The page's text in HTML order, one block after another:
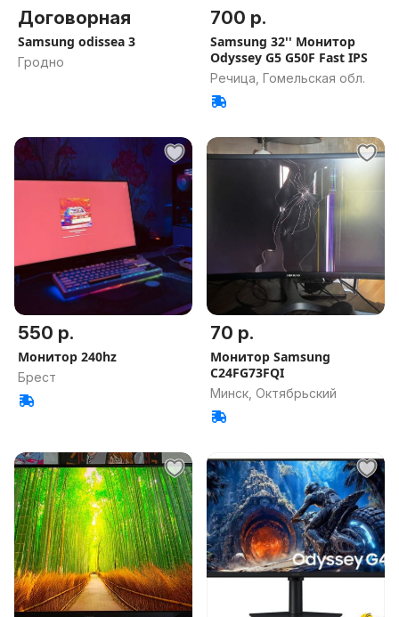
Договорная
Samsung odissea 3
Гродно
700 р.
Samsung 32'' Монитор
Odyssey G5 G50F Fast IPS
Речица, Гомельская обл.
550 р.
Монитор 240hz
Брест
70 р.
Монитор Samsung
C24FG73FQI
Минск, Октябрьский